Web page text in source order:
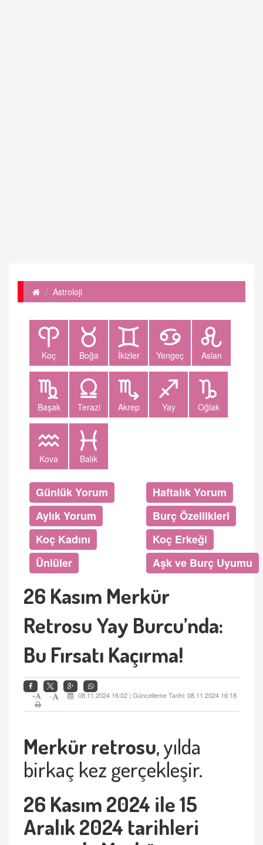
Astroloji
Koç Boğa İkizler Yengeç Aslan
Başak Terazi Akrep Yay Oğlak
Kova Balık
Günlük Yorum
Haftalık Yorum
Aylık Yorum
Burç Özellikleri
Koç Kadını
Koç Erkeği
Ünlüler
Aşk ve Burç Uyumu
26 Kasım Merkür
Retrosu Yay Burcu’nda:
Bu Fırsatı Kaçırma!
08.11.2024 16:02 | Güncelleme Tarihi: 08.11.2024 16:18
-
+
Merkür retrosu, yılda
birkaç kez gerçekleşir.
26 Kasım 2024 ile 15
Aralık 2024 tarihleri